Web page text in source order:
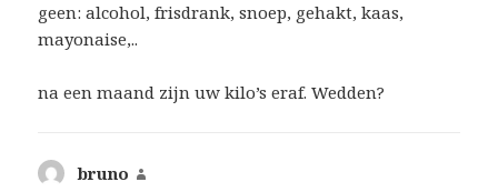
geen: alcohol, frisdrank, snoep, gehakt, kaas,
mayonaise,..
na een maand zijn uw kilo’s eraf. Wedden?
bruno